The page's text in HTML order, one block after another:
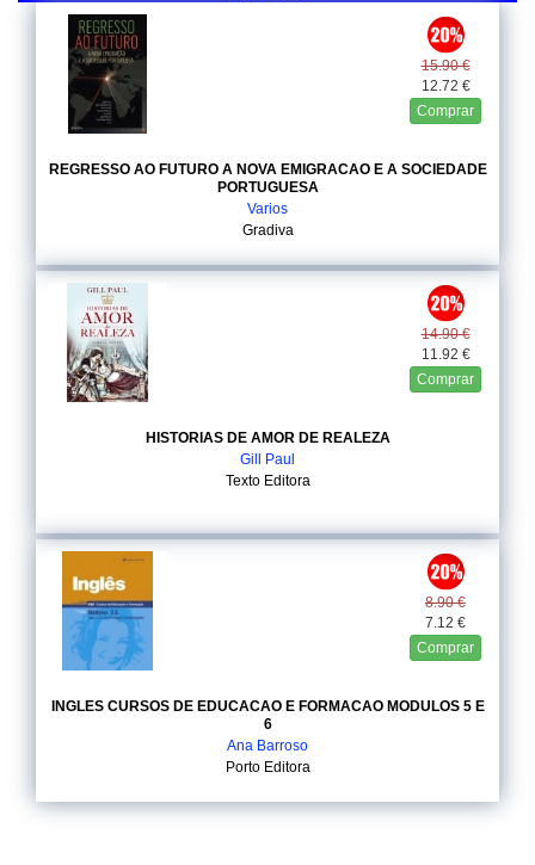
15.90 €
12.72 €
Comprar
REGRESSO AO FUTURO A NOVA EMIGRACAO E A SOCIEDADE
PORTUGUESA
Varios
Gradiva
14.90 €
11.92 €
Comprar
HISTORIAS DE AMOR DE REALEZA
Gill Paul
Texto Editora
8.90 €
7.12 €
Comprar
INGLES CURSOS DE EDUCACAO E FORMACAO MODULOS 5 E
6
Ana Barroso
Porto Editora